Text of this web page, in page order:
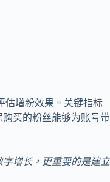
估增粉效果。关键指标
买的粉丝能够为账号带
增长，更重要的是建立